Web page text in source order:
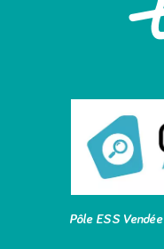
Pôle ESS